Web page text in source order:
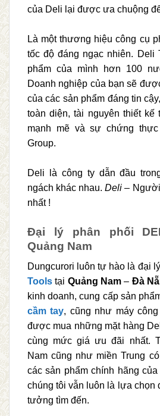
của Deli lại được ưa chuộng
Là một thương hiệu công cụ
tốc độ đáng ngạc nhiên. Deli
phẩm của mình hơn 100
Doanh nghiệp của bạn sẽ
của các sản phẩm đáng tin
toàn diện, tài nguyên thiết kế
mạnh mẽ và sự chứng
Group.
Deli là công ty dẫn đầu
ngách khác nhau.Deli –
nhất !
Đại lý phân phối
Quảng Nam
Dungcurori luôn tự hào là đại
Toolstại Quảng Nam – Đà
kinh doanh, cung cấp sản
cầm tay, cũng như máy
được mua những mặt hàng
cùng mức giá ưu đãi nhất.
Nam cũng như miền Trung
các sản phẩm chính hãng
chúng tôi vẫn luôn là lựa chọn
tưởng tìm đến.